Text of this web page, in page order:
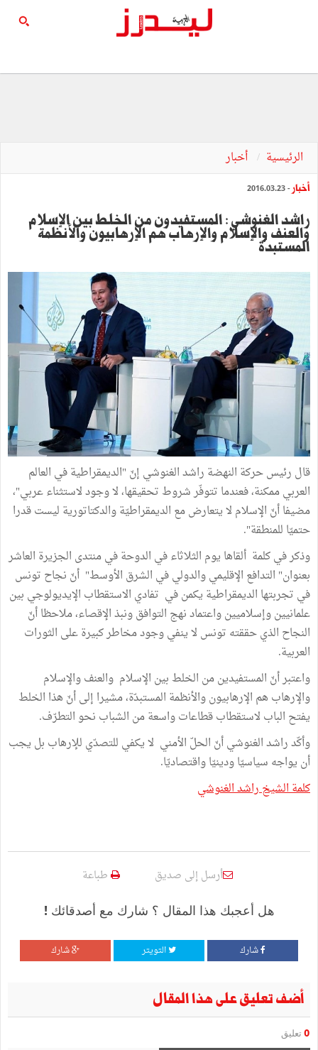
الرئيسية أخبار
أخبار - 2016.03.23
راشد الغنوشي : المستفيدون من الخلط بين الإسلام
والعنف والإسلام والإرهاب هم الإرهابيون والأنظمة
المستبدّة
قال رئيس حركة النهضة راشد الغنوشي إنّ "الديمقراطية في العالم
العربي ممكنة، فعندما تتوفّر شروط تحقيقها، لا وجود لاستثناء عربي"،
مضيفا أنّ الإسلام لا يتعارض مع الديمقراطيّة والدكتاتورية ليست قدرا
حتميّا للمنطقة".
وذكر في كلمة ألقاها يوم الثلاثاء في الدوحة في منتدى الجزيرة العاشر
بعنوان" التدافع الإقليمي والدولي في الشرق الأوسط" أنّ نجاح تونس
في تجربتها الديمقراطية يكمن في تفادي الاستقطاب الإيديولوجي بين
علمانيين وإسلاميين واعتماد نهج التوافق ونبذ الإقصاء، ملاحظا أنّ
النجاح الذي حققته تونس لا ينفي وجود مخاطر كبيرة على الثورات
العربية.
واعتبر أنّ المستفيدين من الخلط بين الإسلام والعنف والإسلام
والإرهاب هم الإرهابيون والأنظمة المستبدّة، مشيرا إلى أنّ هذا الخلط
يفتح الباب لاستقطاب قطاعات واسعة من الشباب نحو التطرّف.
وأكّد راشد الغنوشي أنّ الحلّ الأمني لا يكفي للتصدّي للإرهاب بل يجب
أن يواجه سياسيّا ودينيّا واقتصاديّا.
كلمة الشيخ راشد الغنوشي
أرسل إلى صديق طباعة
هل أعجبك هذا المقال ؟ شارك مع أصدقائك !
شارك التويتر شارك
أضف تعليق على هذا المقال
0 تعليق